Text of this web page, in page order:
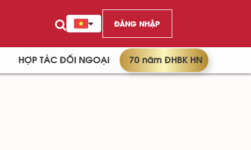
ĐĂNG NHẬP
HỢP TÁC ĐỐI NGOẠI 70 năm ĐHBK HN